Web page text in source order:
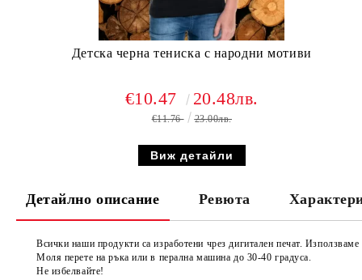
Детска черна тениска с народни мотиви
€10.47 20.48лв.
€11.76 23.00лв.
Виж детайли
Детайлно описание Ревюта
Всички наши продукти са изработени чрез дигитален печат.
Моля перете на ръка или в перална машина до 30-40 градуса.
Не избелвайте!